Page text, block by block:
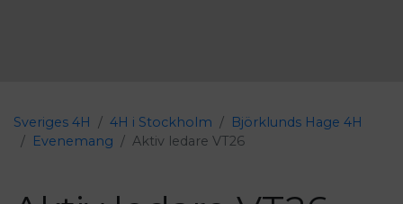
Sveriges 4H 4H i Stockholm
Björklunds Hage 4H
Evenemang
Aktiv ledare VT26